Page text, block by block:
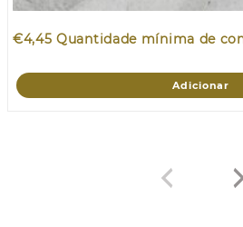
€4,45 Quantidade mínima de
Adicionar